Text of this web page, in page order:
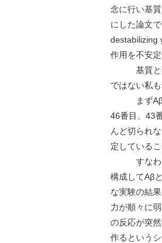
念に行い基
にした論文
destabilizing
作用を不安
基質と酵
ではない私
まずAβの
46番目、43
んど切られ
定しているこ
すなわち
構成してAβ
な実験の結
力が順々に
の反応が突
作るというシ